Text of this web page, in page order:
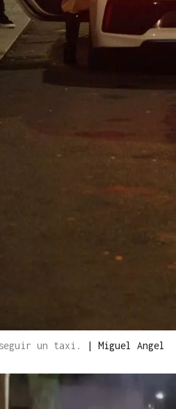
un taxi. | Miguel Angel